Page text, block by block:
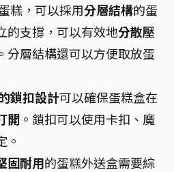
糕，可以採用分層結構的蛋
的支撐，可以有效地分散壓
分層結構還可以方便取放蛋
鎖扣設計可以確保蛋糕盒在
開 。鎖扣可以使用卡扣、魔
。
固耐用的蛋糕外送盒需要綜